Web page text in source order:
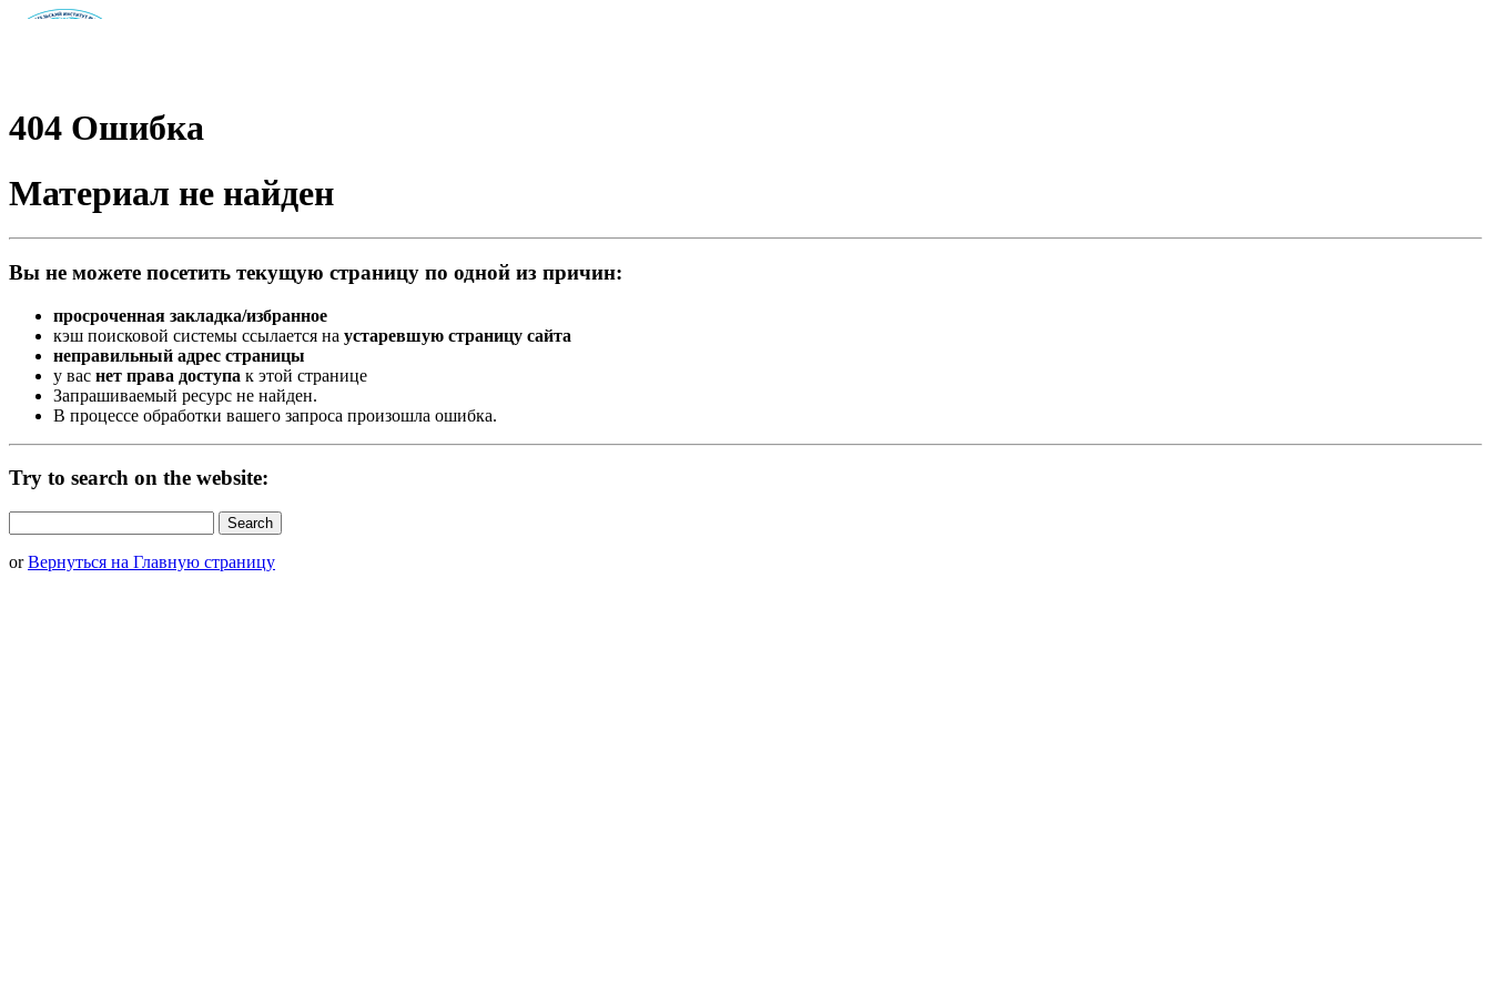
404 Ошибка
Материал не найден
Вы не можете посетить текущую страницу по одной из причин:
просроченная закладка/избранное
кэш поисковой системы ссылается на устаревшую страницу сайта
неправильный адрес страницы
у вас нет права доступа к этой странице
Запрашиваемый ресурс не найден.
В процессе обработки вашего запроса произошла ошибка.
Try to search on the website:
orВернуться на Главную страницу